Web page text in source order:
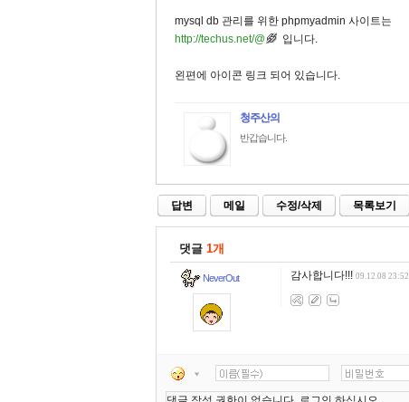
mysql db 관리를 위한 phpmyadmin 사이트는
http://techus.net/@
입니다.
왼편에 아이콘 링크 되어 있습니다.
청주산의
반갑습니다.
답변 메일 수정/삭제 목록보기
댓글 1개
NeverOut 감사합니다!!! 09.12.08 23:52